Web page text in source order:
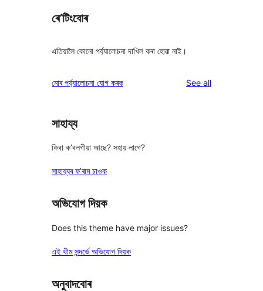
ৰে’টিংবোৰ
এতিয়ালৈ কোনো পৰ্য্যালোচনা দাখিল কৰা হোৱা নাই।
মোৰ পৰ্য্যালোচনা যোগ কৰক See allreviews
সাহায্য
কিবা ক’বলগীয়া আছে? সহায় লাগে?
সাহায্যৰ ফ’ৰাম চাওক
অভিযোগ দিয়ক
Does this theme have major issues?
এই থীম সন্দৰ্ভে অভিযোগ দিয়ক
অনুবাদবোৰ